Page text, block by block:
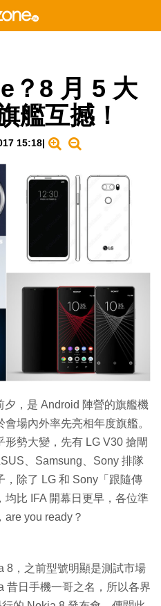
？8 月 5 大
艦互撼！
15:18|
夕，是 Android 陣營的旗艦機
場內外率先亮相年度旗艦。
勢大變，先有 LG V30 搶閘
、Samsung、Sony 排隊
，除了 LG 和 Sony「跟隨傳
比 IFA 開幕日更早，各位準
you ready？
8，之前型號明顯是測試市場
昔日手機一哥之名，所以各界